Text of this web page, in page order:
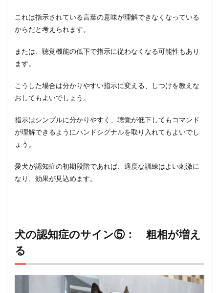
これは指示されている言葉の意味が理解できなくなっている
からだと考えられます。
または、聴覚機能の低下で指示に従わなくなる可能性もあり
ます。
こうした場合は分かりやすい指示に変える、しつけを教えな
おしてもよいでしょう。
指示はシンプルに分かりやすく、聴覚が低下してもコマンド
が理解できるようにハンドシグナルを取り入れてもよいでし
ょう。
愛犬が認知症の初期段階であれば、適度な訓練はよい刺激に
なり、効果が見込めます。
犬の認知症のサイン⑤： 粗相が増え
る